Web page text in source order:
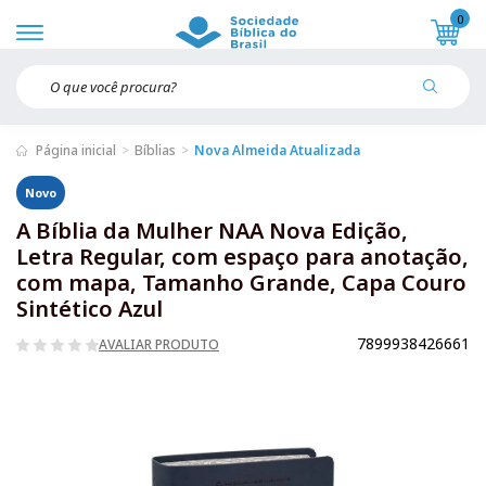
0
Página inicial Bíblias Nova Almeida Atualizada
Novo
A Bíblia da Mulher NAA Nova Edição,
Letra Regular, com espaço para anotação,
com mapa, Tamanho Grande, Capa Couro
Sintético Azul
AVALIAR PRODUTO 7899938426661